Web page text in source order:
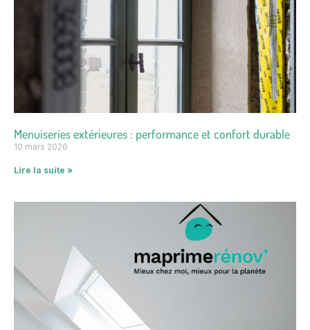
Menuiseries extérieures : performance et confort durable
10 mars 2026
Lire la suite »